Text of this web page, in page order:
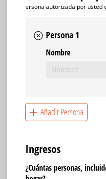
ersona autorizada por usted
Persona 1
Nombre
Añadir Persona
Ingresos
¿Cuántas personas,